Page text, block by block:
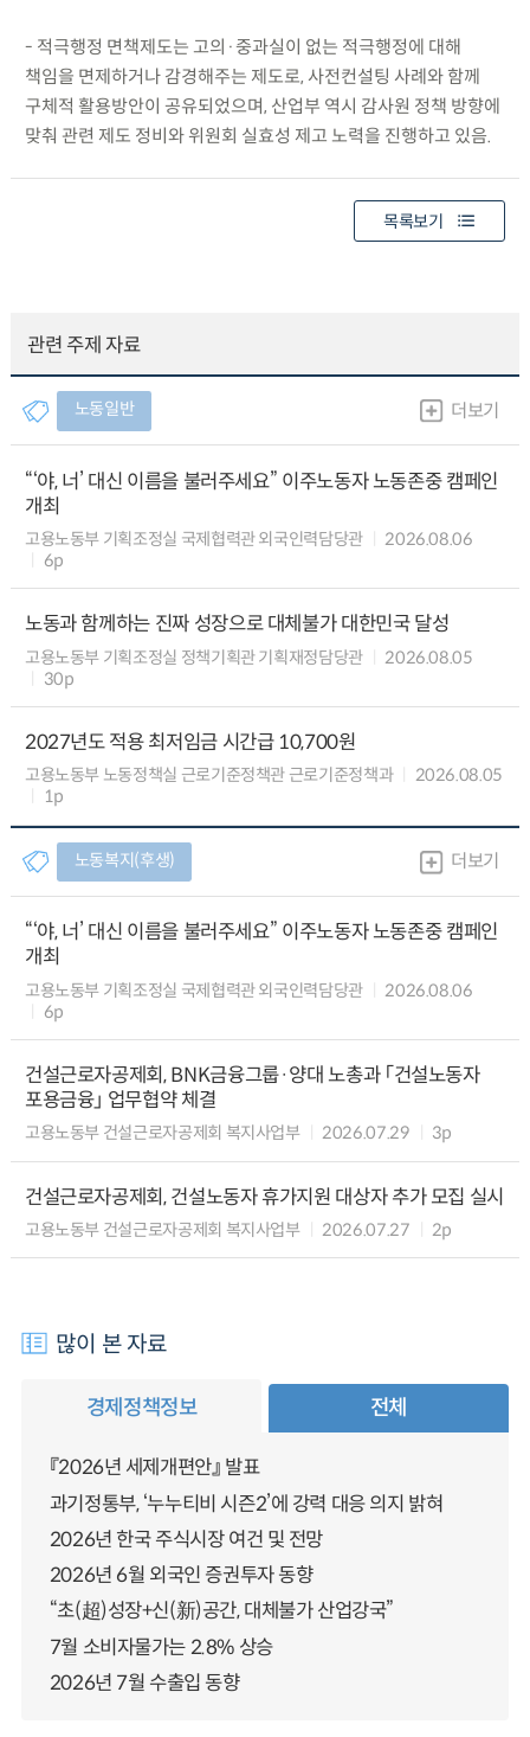
- 적극행정 면책제도는 고의·중과실이 없는 적극행정에 대해
책임을 면제하거나 감경해주는 제도로, 사전컨설팅 사례와 함께
구체적 활용방안이 공유되었으며, 산업부 역시 감사원 정책 방향에
맞춰 관련 제도 정비와 위원회 실효성 제고 노력을 진행하고 있음.
목록보기
관련 주제 자료
노동일반 더보기
“‘야, 너’ 대신 이름을 불러주세요” 이주노동자 노동존중 캠페인
개최
고용노동부 기획조정실 국제협력관 외국인력담당관
2026.08.06
6p
노동과 함께하는 진짜 성장으로 대체불가 대한민국 달성
고용노동부 기획조정실 정책기획관 기획재정담당관
2026.08.05
30p
2027년도 적용 최저임금 시간급 10,700원
고용노동부 노동정책실 근로기준정책관 근로기준정책과
2026.08.05
1p
노동복지(후생) 더보기
“‘야, 너’ 대신 이름을 불러주세요” 이주노동자 노동존중 캠페인
개최
고용노동부 기획조정실 국제협력관 외국인력담당관
2026.08.06
6p
건설근로자공제회, BNK금융그룹·양대 노총과 「건설노동자
포용금융」 업무협약 체결
고용노동부 건설근로자공제회 복지사업부 2026.07.29 3p
건설근로자공제회, 건설노동자 휴가지원 대상자 추가 모집 실시
고용노동부 건설근로자공제회 복지사업부 2026.07.27 2p
많이 본 자료
경제정책정보 전체
『2026년 세제개편안』 발표
과기정통부, ‘누누티비 시즌2’에 강력 대응 의지 밝혀
2026년 한국 주식시장 여건 및 전망
2026년 6월 외국인 증권투자 동향
“초(超)성장+신(新)공간, 대체불가 산업강국”
7월 소비자물가는 2.8% 상승
2026년 7월 수출입 동향